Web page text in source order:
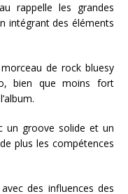
rappelle les grandes
intégrant des éléments
de rock bluesy
bien que moins fort
un groove solide et un
plus les compétences
des influences des